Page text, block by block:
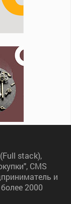
stack),
CMS
и
2000